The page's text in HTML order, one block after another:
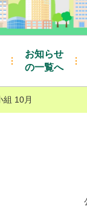
お知らせ
の一覧へ
組 10月